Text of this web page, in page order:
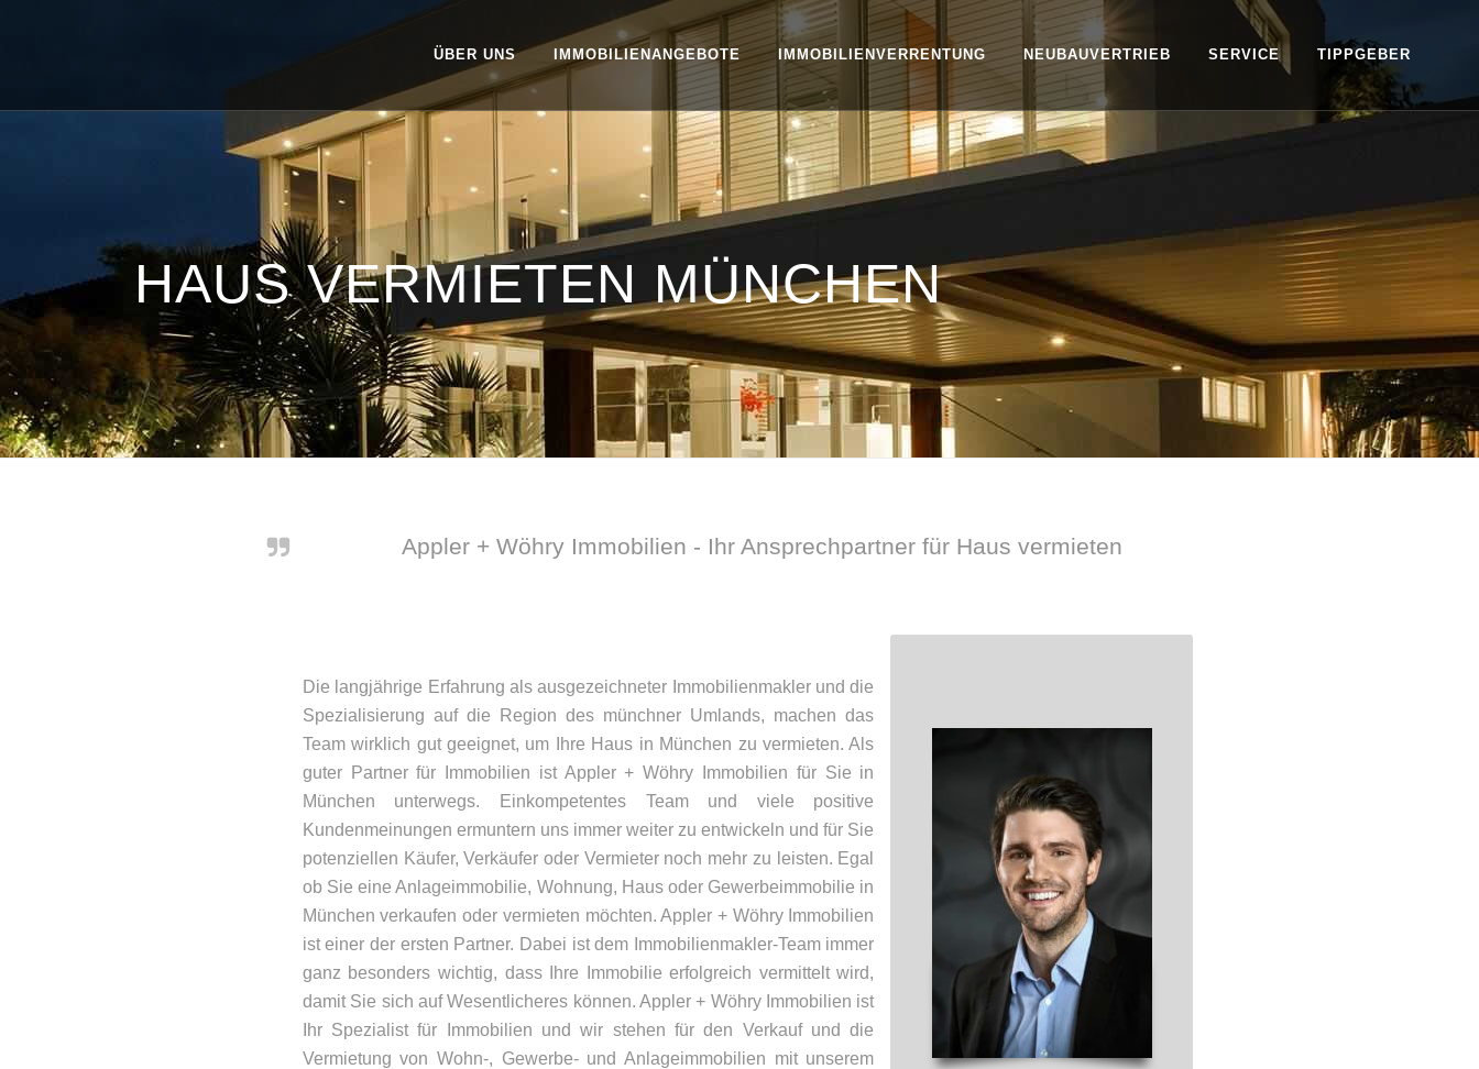
ÜBER UNS IMMOBILIENANGEBOTE IMMOBILIENVERRENTUNG NEUBAUVERTRIEB SERVICE TIPPGEBER
HAUS VERMIETEN MÜNCHEN
Appler + Wöhry Immobilien - Ihr Ansprechpartner für Haus vermieten
Die langjährige Erfahrung als ausgezeichneter Immobilienmakler und die
Spezialisierung auf die Region des münchner Umlands, machen das
Team wirklich gut geeignet, um Ihre Haus in München zu vermieten. Als
guter Partner für Immobilien ist Appler + Wöhry Immobilien für Sie in
München unterwegs. Einkompetentes Team und viele positive
Kundenmeinungen ermuntern uns immer weiter zu entwickeln und für Sie
potenziellen Käufer, Verkäufer oder Vermieter noch mehr zu leisten. Egal
ob Sie eine Anlageimmobilie, Wohnung, Haus oder Gewerbeimmobilie in
München verkaufen oder vermieten möchten. Appler + Wöhry Immobilien
ist einer der ersten Partner. Dabei ist dem Immobilienmakler-Team immer
ganz besonders wichtig, dass Ihre Immobilie erfolgreich vermittelt wird,
damit Sie sich auf Wesentlicheres können. Appler + Wöhry Immobilien ist
Ihr Spezialist für Immobilien und wir stehen für den Verkauf und die
Vermietung von Wohn-, Gewerbe- und Anlageimmobilien mit unserem